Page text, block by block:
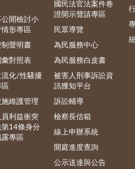
公開檢討小
形專區
制聲明書
彙對照表
流化/性騷擾
區
維護管理
員利益衝突
第14條身分
專區
國民法官法案件卷
證開示聲請專區
民眾導覽
為民服務中心
為民服務白皮書
被害人刑事訴訟資
訊獲知平台
訴訟輔導
檢察長信箱
線上申辦系統
開庭進度查詢
公示送達與公告